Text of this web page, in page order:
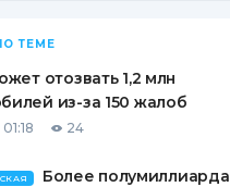
ТЕМЕ
отозвать 1,2 млн
из-за 150 жалоб
24
Более полумиллиарда